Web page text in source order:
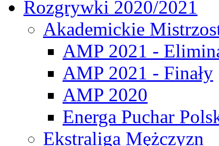
Rozgrywki 2020/2021
Akademickie
AMP 2021 -
AMP 2021 - Finały
AMP 2020
Energa Puchar
Ekstraliga Mężczyzn